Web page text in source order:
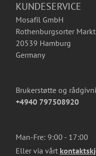
KUNDESERVICE
Mosafil GmbH
Rothenburgsorter
20539 Hamburg
Germany
Brukerstøtte og
+4940 797508920
Man-Fre: 9:00 - 17:00
Eller via vårt